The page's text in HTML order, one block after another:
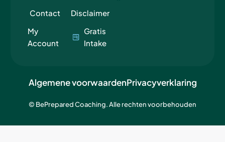
Contact
My
Account
Disclaimer
Gratis
Intake
© BePrepared Coaching. Alle rechten voorbehouden
Algemene voorwaardenPrivacyverklaring